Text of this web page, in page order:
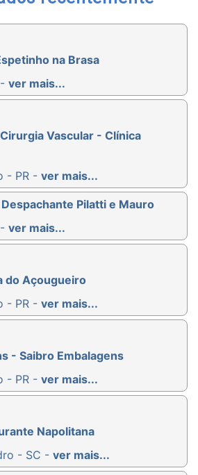
na Brasa
ver mais...
Vascular - Clínica
- PR - ver mais...
Despachante Pilatti e Mauro
ver mais...
do Açougueiro
- PR - ver mais...
- Saibro Embalagens
- PR - ver mais...
Napolitana
- SC - ver mais...